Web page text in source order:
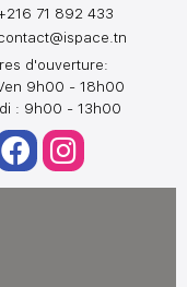
71 892 433
d'ouverture:
9h00 - 18h00
: 9h00 - 13h00